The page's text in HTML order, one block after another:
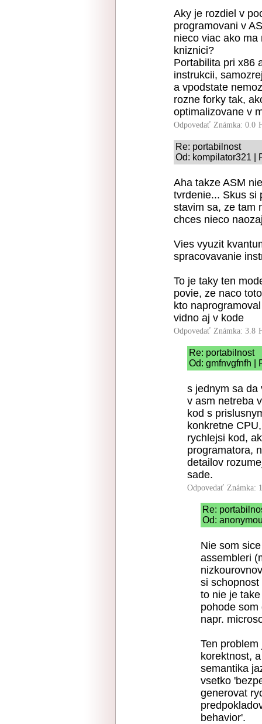
Aky je rozdiel v
programovani v
nieco viac ako
kniznici?
Portabilita pri x86
instrukcii,
a vpodstate
rozne forky tak,
optimalizovane v
Odpovedať Známka: 0.0
Re: portabilnost
Od: kompilator321 |
Aha takze ASM
tvrdenie... Skus si
stavim sa, ze tam
chces nieco
Vies vyuzit
spracovavanie
To je taky ten
povie, ze naco
kto
vidno aj v kode
Odpovedať Známka: 3.8
Re: portabilnost
Od: gmfnvgfnfh |
s jednym sa da
v asm netreba
kod s
konkretne
rychlejsi kod,
programatora,
detailov
sade.
Odpovedať Známka:
Re:
Od:
Nie som
assembleri
si
to nie je
pohode
napr.
Ten
korektnost,
semantika
vsetko
generovat
behavior'.